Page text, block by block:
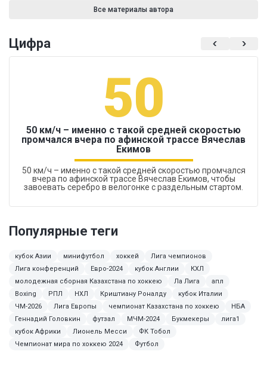
Все материалы автора
Цифра
50
50 км/ч – именно с такой средней скоростью
промчался вчера по афинской трассе Вячеслав
Екимов
50 км/ч – именно с такой средней скоростью промчался
вчера по афинской трассе Вячеслав Екимов, чтобы
завоевать серебро в велогонке с раздельным стартом.
Популярные теги
кубок Азии минифутбол хоккей
Лига чемпионов
Лига конференций
Евро-2024 кубок Англии
КХЛ
молодежная сборная Казахстана по хоккею
Ла Лига
апл
Boxing
РПЛ НХЛ Криштиану Роналду
кубок Италии
ЧМ-2026
Лига Европы чемпионат Казахстана по хоккею
НБА
Геннадий Головкин
футзал МЧМ-2024 Букмекеры
лига1
кубок Африки
Лионель Месси
ФК Тобол
Чемпионат мира по хоккею 2024
Футбол